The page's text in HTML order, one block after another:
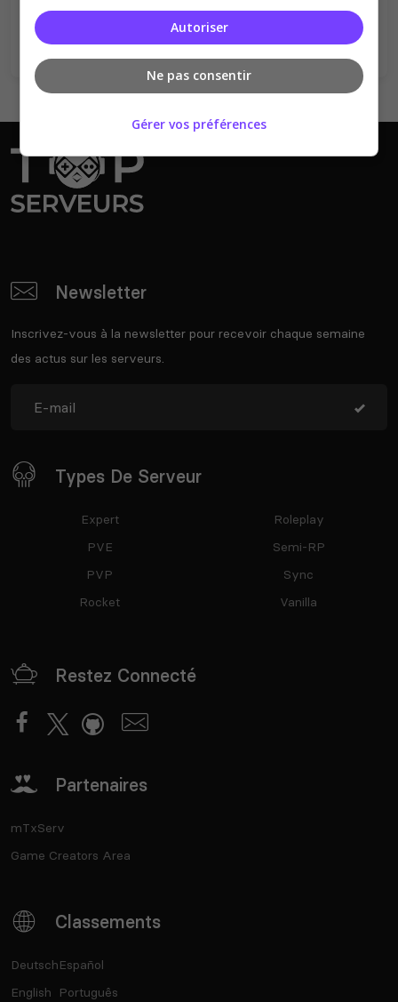
Se connecter S'inscrire
Newsletter
Inscrivez-vous à la newsletter pour recevoir chaque semaine
des actus sur les serveurs.
Types De Serveur
Expert
PVE
PVP
Rocket
Roleplay
Semi-RP
Sync
Vanilla
Restez Connecté
Partenaires
mTxServ
Game Creators Area
Classements
Deutsch
English
Español
Português
Autoriser
Ne pas consentir
Gérer vos préférences